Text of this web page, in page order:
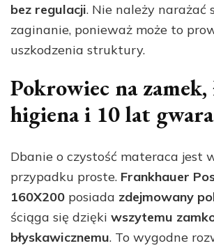
bez regulacji. Nie należy narażać
zaginanie, ponieważ może to
uszkodzenia struktury.
Pokrowiec na zamek,
higiena i 10 lat
Dbanie o czystość materaca jest
przypadku proste. Frankhauer
160X200 posiada zdejmowany
ściąga się dzięki wszytemu
błyskawicznemu. To wygodne